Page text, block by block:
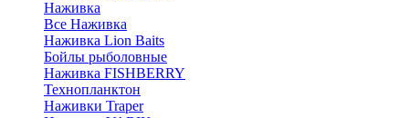
Наживка
Все Наживка
Наживка Lion Baits
Бойлы рыболовные
Наживка FISHBERRY
Технопланктон
Наживки Traper